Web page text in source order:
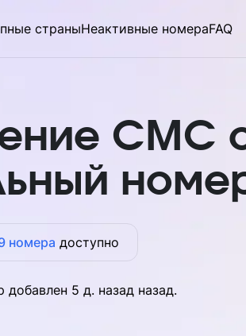
страныНеактивные номераFAQ
СМС
номера доступно
добавлен 5 д. назадназад.